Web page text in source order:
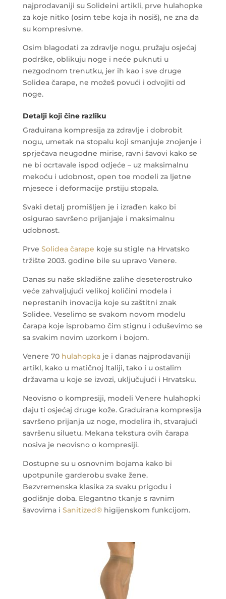
najprodavaniji su Solideini artikli, prve hulahopke
za koje nitko (osim tebe koja ih nosiš), ne zna da
su kompresivne.
Osim blagodati za zdravlje nogu, pružaju osjećaj
podrške, oblikuju noge i neće puknuti u
nezgodnom trenutku, jer ih kao i sve druge
Solidea čarape, ne možeš povući i odvojiti od
noge.
Detalji koji čine razliku
Graduirana kompresija za zdravlje i dobrobit
nogu, umetak na stopalu koji smanjuje znojenje i
sprječava neugodne mirise, ravni šavovi kako se
ne bi ocrtavale ispod odjeće – uz maksimalnu
mekoću i udobnost, open toe modeli za ljetne
mjesece i deformacije prstiju stopala.
Svaki detalj promišljen je i izrađen kako bi
osigurao savršeno prijanjaje i maksimalnu
udobnost.
Prve Solidea čarape koje su stigle na Hrvatsko
tržište 2003. godine bile su upravo Venere.
Danas su naše skladišne zalihe deseterostruko
veće zahvaljujući velikoj količini modela i
neprestanih inovacija koje su zaštitni znak
Solidee. Veselimo se svakom novom modelu
čarapa koje isprobamo čim stignu i oduševimo se
sa svakim novim uzorkom i bojom.
Venere 70 hulahopkaje i danas najprodavaniji
artikl, kako u matičnoj Italiji, tako i u ostalim
državama u koje se izvozi, uključujući i Hrvatsku.
Neovisno o kompresiji, modeli Venere hulahopki
daju ti osjećaj druge kože. Graduirana kompresija
savršeno prijanja uz noge, modelira ih, stvarajući
savršenu siluetu. Mekana tekstura ovih čarapa
nosiva je neovisno o kompresiji.
Dostupne su u osnovnim bojama kako bi
upotpunile garderobu svake žene.
Bezvremenska klasika za svaku prigodu i
godišnje doba. Elegantno tkanje s ravnim
šavovima i Sanitized®higijenskom funkcijom.